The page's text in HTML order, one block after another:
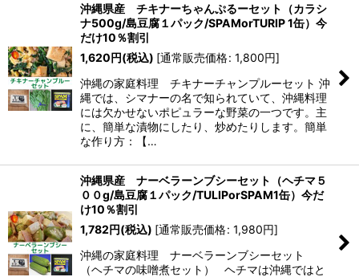
沖縄県産 チキナーちゃんぷるーセット（カラシ
ナ500g/島豆腐１パック/SPAMorTURIP 1缶）今
だけ10％割引
1,620円(税込) [通常販売価格: 1,800円]
沖縄の家庭料理 チキナーチャンプルーセット 沖
縄では、シマナーの名で知られていて、沖縄料理
には欠かせないポピュラーな野菜の一つです。主
に、簡単な漬物にしたり、炒めたりします。簡単
な作り方：【…
沖縄県産 ナーベラーンブシーセット（ヘチマ５
００g/島豆腐１パック/TULIPorSPAM1缶）今だ
け10％割引
1,782円(税込) [通常販売価格: 1,980円]
沖縄の家庭料理 ナーベラーンブシーセット
（ヘチマの味噌煮セット） ヘチマは沖縄ではと